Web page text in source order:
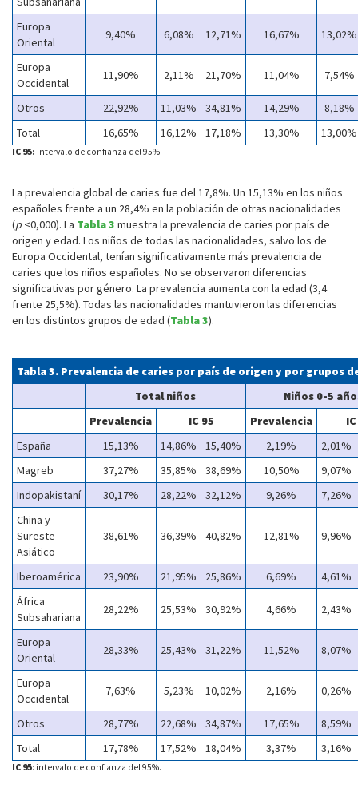
Europa
Oriental
9,40% 6,08% 12,71% 16,67% 13,02%
Europa
Occidental
11,90% 2,11% 21,70% 11,04% 7,54%
Otros 22,92% 11,03% 34,81% 14,29%
8,18%
Total
16,65% 16,12% 17,18% 13,30% 13,00%
IC 95: intervalo de confianza del 95%.
La prevalencia global de caries fue del 17,8%. Un 15,13% en los niños
españoles frente a un 28,4% en la población de otras nacionalidades
(p <0,000). La Tabla 3 muestra la prevalencia de caries por país de
origen y edad. Los niños de todas las nacionalidades, salvo los de
Europa Occidental, tenían significativamente más prevalencia de
caries que los niños españoles. No se observaron diferencias
significativas por género. La prevalencia aumenta con la edad (3,4
frente 25,5%). Todas las nacionalidades mantuvieron las diferencias
en los distintos grupos de edad (Tabla 3).
Tabla 3. Prevalencia de caries por país de origen y por grupos
Total niños
Niños 0-5
Prevalencia
IC 95 Prevalencia
España
15,13% 14,86% 15,40% 2,19%
2,01%
Magreb
37,27% 35,85% 38,69% 10,50%
9,07%
Indopakistaní
30,17% 28,22% 32,12% 9,26%
7,26%
China y
Sureste
Asiático
38,61% 36,39% 40,82% 12,81% 9,96%
Iberoamérica 23,90% 21,95% 25,86% 6,69%
4,61%
África
Subsahariana
28,22% 25,53% 30,92% 4,66% 2,43%
Europa
Oriental
28,33% 25,43% 31,22% 11,52% 8,07%
Europa
Occidental
7,63% 5,23% 10,02% 2,16% 0,26%
Otros 28,77% 22,68% 34,87% 17,65%
8,59%
Total
17,78% 17,52% 18,04% 3,37% 3,16%
IC 95: intervalo de confianza del 95%.